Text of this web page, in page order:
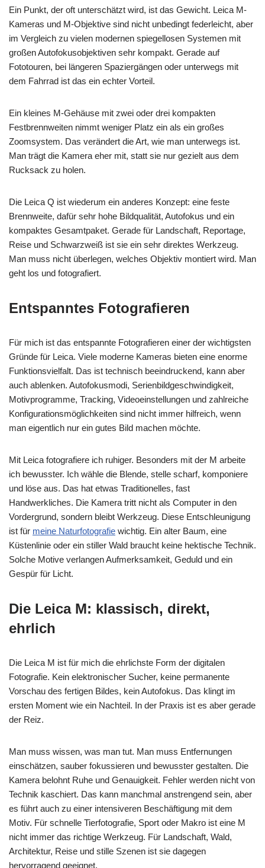
Ein Punkt, der oft unterschätzt wird, ist das Gewicht. Leica M-
Kameras und M-Objektive sind nicht unbedingt federleicht, aber
im Vergleich zu vielen modernen spiegellosen Systemen mit
großen Autofokusobjektiven sehr kompakt. Gerade auf
Fototouren, bei längeren Spaziergängen oder unterwegs mit
dem Fahrrad ist das ein echter Vorteil.
Ein kleines M-Gehäuse mit zwei oder drei kompakten
Festbrennweiten nimmt weniger Platz ein als ein großes
Zoomsystem. Das verändert die Art, wie man unterwegs ist.
Man trägt die Kamera eher mit, statt sie nur gezielt aus dem
Rucksack zu holen.
Die Leica Q ist wiederum ein anderes Konzept: eine feste
Brennweite, dafür sehr hohe Bildqualität, Autofokus und ein
kompaktes Gesamtpaket. Gerade für Landschaft, Reportage,
Reise und Schwarzweiß ist sie ein sehr direktes Werkzeug.
Man muss nicht überlegen, welches Objektiv montiert wird. Man
geht los und fotografiert.
Entspanntes Fotografieren
Für mich ist das entspannte Fotografieren einer der wichtigsten
Gründe für Leica. Viele moderne Kameras bieten eine enorme
Funktionsvielfalt. Das ist technisch beeindruckend, kann aber
auch ablenken. Autofokusmodi, Serienbildgeschwindigkeit,
Motivprogramme, Tracking, Videoeinstellungen und zahlreiche
Konfigurationsmöglichkeiten sind nicht immer hilfreich, wenn
man eigentlich nur ein gutes Bild machen möchte.
Mit Leica fotografiere ich ruhiger. Besonders mit der M arbeite
ich bewusster. Ich wähle die Blende, stelle scharf, komponiere
und löse aus. Das hat etwas Traditionelles, fast
Handwerkliches. Die Kamera tritt nicht als Computer in den
Vordergrund, sondern bleibt Werkzeug. Diese Entschleunigung
ist für meine Naturfotografie wichtig. Ein alter Baum, eine
Küstenlinie oder ein stiller Wald braucht keine hektische Technik.
Solche Motive verlangen Aufmerksamkeit, Geduld und ein
Gespür für Licht.
Die Leica M: klassisch, direkt,
ehrlich
Die Leica M ist für mich die ehrlichste Form der digitalen
Fotografie. Kein elektronischer Sucher, keine permanente
Vorschau des fertigen Bildes, kein Autofokus. Das klingt im
ersten Moment wie ein Nachteil. In der Praxis ist es aber gerade
der Reiz.
Man muss wissen, was man tut. Man muss Entfernungen
einschätzen, sauber fokussieren und bewusster gestalten. Die
Kamera belohnt Ruhe und Genauigkeit. Fehler werden nicht von
Technik kaschiert. Das kann manchmal anstrengend sein, aber
es führt auch zu einer intensiveren Beschäftigung mit dem
Motiv. Für schnelle Tierfotografie, Sport oder Makro ist eine M
nicht immer das richtige Werkzeug. Für Landschaft, Wald,
Architektur, Reise und stille Szenen ist sie dagegen
hervorragend geeignet.